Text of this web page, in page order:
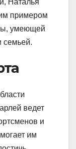
примером
умеющей
семьей.
ведет
и
им